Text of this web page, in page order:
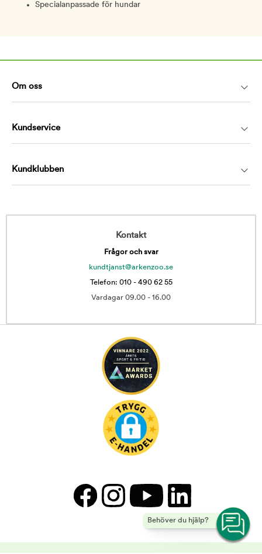
Specialanpassade för hundar
Behöver du hjälp?
Om oss
Kundservice
Kundklubben
Kontakt
Frågor och svar
kundtjanst@arkenzoo.se
Telefon: 010 - 490 62 55
Vardagar 09.00 - 16.00